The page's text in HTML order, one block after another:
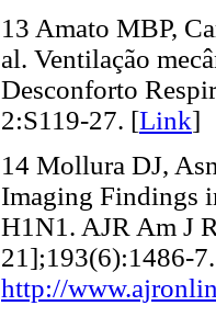
13 Amato MBP,
al. Ventilação
Desconforto
2:S119-27. [Link]
14 Mollura DJ,
Imaging Findings
H1N1. AJR Am J
21];193(6):1486-
http://